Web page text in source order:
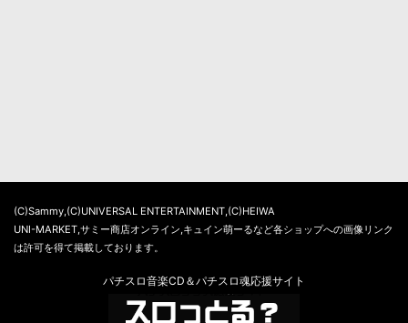
(C)Sammy,(C)UNIVERSAL ENTERTAINMENT,(C)HEIWA
UNI-MARKET,サミー商店オンライン,キュイン萌ーるなど各ショップへの画像リンク
は許可を得て掲載しております。
パチスロ音楽CD＆パチスロ魂応援サイト